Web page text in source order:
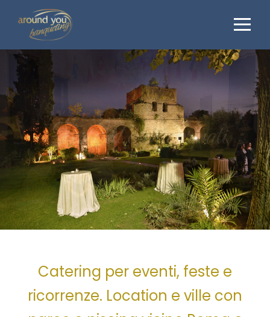
Catering per eventi, feste e
ricorrenze. Location e ville con